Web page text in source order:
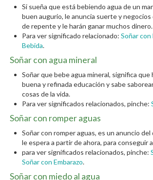
Si sueña que está bebiendo agua de un
buen augurio, le anuncia suerte y negocios
de repente y le harán ganar muchos dinero.
Para ver significado relacionado: Soñar con
Bebida.
Soñar con agua mineral
Soñar que bebe agua mineral, significa que
buena y refinada educación y sabe
cosas de la vida.
Para ver significados relacionados, pinche:
Soñar con romper aguas
Soñar con romper aguas, es un anuncio
le espera a partir de ahora, para conseguir
para ver significados relacionados, pinche:
Soñar con Embarazo.
Soñar con miedo al agua